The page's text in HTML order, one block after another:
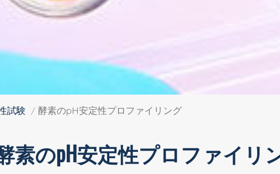
試験 酵素のpH安定性プロファイリング
素のpH安定性プロファイリ